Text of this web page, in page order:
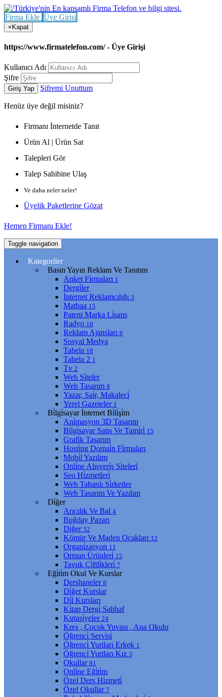
Firma Ekle Üye Girişi
× Kapat
https://www.firmatelefon.com/ - Üye Girişi
Kullanıcı Adı
Şifre
Giriş Yap Şifremi Unuttum
Henüz üye değil misiniz?
Firmanı İnternetde Tanıt
Ürün Al | Ürün Sat
Talepleri Gör
Talep Sahibine Ulaş
Ve daha neler neler!
Üyelik Paketlerine Gözat
Hemen Firmanı Ekle!
Toggle navigation
Kategoriler
Basın Yayın Reklam Ve Tanıtım
Anket Fi̇rmaları 1
Dergi̇ler
İnternet Reklamcılığı 3
Matbaa 15
Patent Marka Li̇sans
Radyo 18
Reklam Ajansları 6
Sosyal Medya
Tabela 18
Tabela 2 1
Tv 2
Web Si̇teler
Web Tasarım 8
Yazar, Şai̇r, Makaleci̇
Yerel Gazeteler 1
Bi̇lgi̇sayar İnternet Bi̇li̇şi̇m
Ani̇masyon 3D Tasarım
Bi̇lgi̇sayar Satış Ve Tami̇ri̇ 15
Grafi̇k Tasarım
Hosti̇ng Domai̇n Fi̇rmaları
Mobi̇l Yazılım
Onli̇ne Alışveri̇ş Si̇teleri̇
Seo Hi̇zmetleri̇
Web Tabanlı Şi̇rketler
Web Tasarım Ve Yazılım
Di̇ğer
Arıcılık Ve Bal 4
Buğday Pazarı
Di̇ğer 32
Kömür Ve Maden Ocakları 12
Organi̇zasyon 11
Orman Ürünleri̇ 15
Tavuk Çi̇ftli̇kleri̇ 7
Eği̇ti̇m Okul Ve Kurslar
Dershaneler 8
Di̇ğer Kurslar
Di̇l Kursları
Ki̇tap Dergi̇ Sahhaf
Kırtasi̇yeler 24
Kreş , Çocuk Yuvası , Ana Okulu
Öğrenci̇ Servi̇si̇
Öğrenci̇ Yurtları Erkek 1
Öğrenci̇ Yurtları Kız 3
Okullar 81
Onli̇ne Eği̇ti̇m
Özel Ders Hi̇zmeti̇
Özel Okullar 7